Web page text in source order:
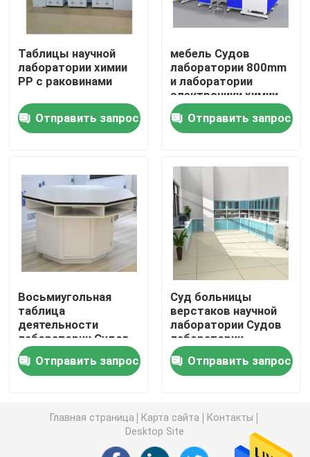
Суд острова лаборатории
Суд стены лаборатории
Клобук перегара лаборатории
Суды лабораторной работы
Шкаф хранения лаборатории
Шкаф хранения безопасности
биологический шкаф безопасности
Шкафы хранения лаборатории
Стул табуретки лаборатории
Таблицы научной
лаборатории химии
PP с раковинами
Отправить запрос
мебель Судов
лаборатории 800mm
и лаборатории
электроники химии
шкафов
Отправить запрос
Восьмиугольная
таблица
деятельности
лаборатории Судов
лабораторной
работы для
студента школы
Отправить запрос
Суд больницы
верстаков научной
лаборатории Судов
лаборатории
здравоохранения
модульный с
раковиной
Отправить запрос
Главная страница Карта сайта
Контакты
Desktop Site